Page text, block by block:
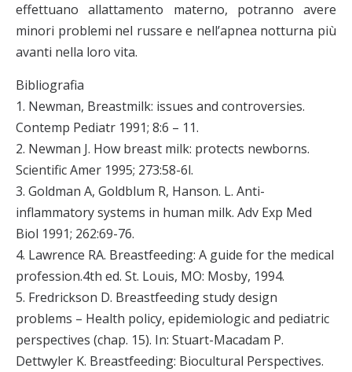
effettuano allattamento materno, potranno avere
minori problemi nel russare e nell’apnea notturna più
avanti nella loro vita.
Bibliografia
1. Newman, Breastmilk: issues and controversies.
Contemp Pediatr 1991; 8:6 – 11.
2. Newman J. How breast milk: protects newborns.
Scientific Amer 1995; 273:58-6l.
3. Goldman A, Goldblum R, Hanson. L. Anti-
inflammatory systems in human milk. Adv Exp Med
Biol 1991; 262:69-76.
4. Lawrence RA. Breastfeeding: A guide for the medical
profession.4th ed. St. Louis, MO: Mosby, 1994.
5. Fredrickson D. Breastfeeding study design
problems – Health policy, epidemiologic and pediatric
perspectives (chap. 15). In: Stuart-Macadam P.
Dettwyler K. Breastfeeding: Biocultural Perspectives.